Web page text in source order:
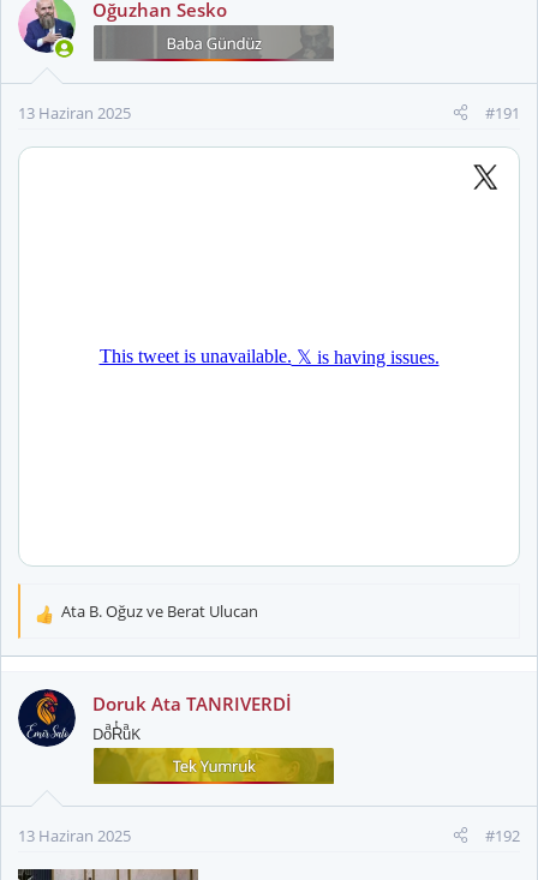
i
l
:
Oğuzhan Sesko
13 Haziran 2025 #191
T
k
l
Ata B. Oğuzve Berat Ulucan
Doruk Ata TANRIVERDİ
DoͣRͭuͣK
13 Haziran 2025 #192